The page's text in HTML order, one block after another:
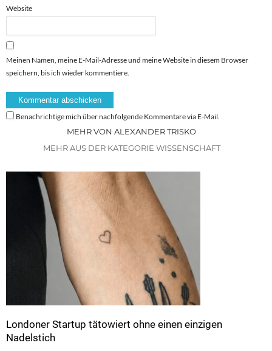
Website
Meinen Namen, meine E-Mail-Adresse und meine Website in diesem Browser
speichern, bis ich wieder kommentiere.
Benachrichtige mich über nachfolgende Kommentare via E-Mail.
MEHR VON ALEXANDER TRISKO
MEHR AUS DER KATEGORIE WISSENSCHAFT
Londoner Startup tätowiert ohne einen einzigen
Nadelstich